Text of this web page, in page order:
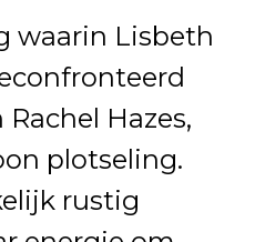
waarin Lisbeth
Hazes,
plotseling.
rustig